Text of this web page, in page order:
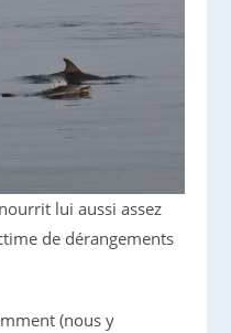
lui aussi assez
de dérangements
(nous y